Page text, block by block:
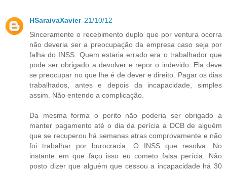
HSaraivaXavier 21/10/12
Sinceramente o recebimento duplo que por ventura ocorra
não deveria ser a preocupação da empresa caso seja por
falha do INSS. Quem estaria errado era o trabalhador que
pode ser obrigado a devolver e repor o indevido. Ela deve
se preocupar no que lhe é de dever e direito. Pagar os dias
trabalhados, antes e depois da incapacidade, simples
assim. Não entendo a complicação.
Da mesma forma o perito não poderia ser obrigado a
manter pagamento até o dia da perícia a DCB de alguém
que se recuperou há semanas atras comprovamente e não
foi trabalhar por burocracia. O INSS que resolva. No
instante em que faço isso eu cometo falsa perícia. Não
posto dizer que alguém que cessou a incapacidade há 30